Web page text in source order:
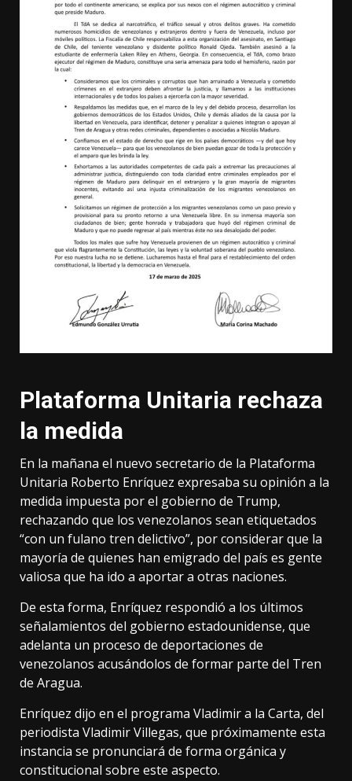
Plataforma Unitaria rechaza
la medida
En la mañana el nuevo secretario de la Plataforma
Unitaria Roberto Enríquez expresaba su opinión a la
medida impuesta por el gobierno de Trump,
rechazando que los venezolanos sean etiquetados
“con un fulano tren delictivo”, por considerar que la
mayoría de quienes han emigrado del país es gente
valiosa que ha ido a aportar a otras naciones.
De esta forma, Enríquez respondió a los últimos
señalamientos del gobierno estadounidense, que
adelanta un proceso de deportaciones de
venezolanos acusándolos de formar parte del Tren
de Aragua.
Enríquez dijo en el programa Vladimir a la Carta, del
periodista Vladimir Villegas, que próximamente esta
instancia se pronunciará de forma orgánica y
constitucional sobre este aspecto.